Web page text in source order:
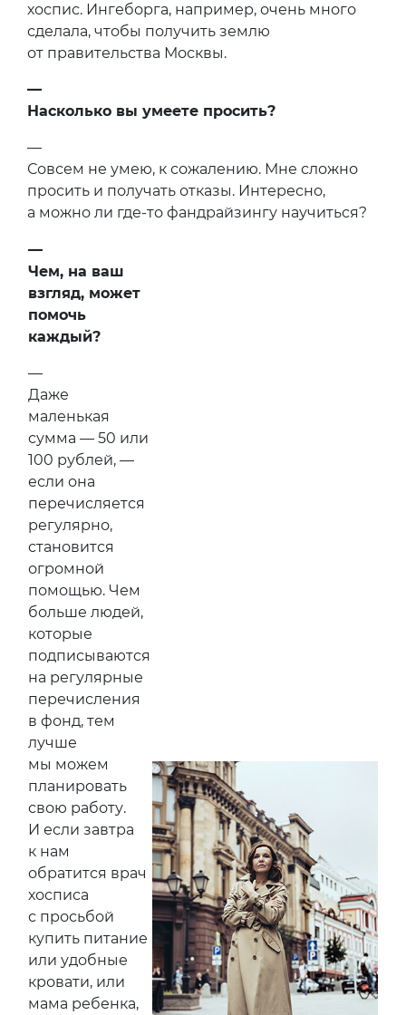
хоспис. Ингеборга, например, очень много
сделала, чтобы получить землю
от правительства Москвы.
—
Насколько вы умеете просить?
—
Совсем не умею, к сожалению. Мне сложно
просить и получать отказы. Интересно,
а можно ли где-то фандрайзингу научиться?
—
Чем, на ваш
взгляд, может
помочь
каждый?
—
Даже
маленькая
сумма — 50 или
100 рублей, —
если она
перечисляется
регулярно,
становится
огромной
помощью. Чем
больше людей,
которые
подписываются
на регулярные
перечисления
в фонд, тем
лучше
мы можем
планировать
свою работу.
И если завтра
к нам
обратится врач
хосписа
с просьбой
купить питание
или удобные
кровати, или
мама ребенка,